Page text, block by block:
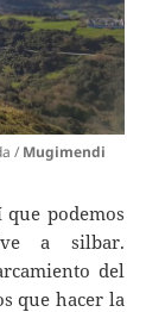
/ Mugimendi
que podemos
a silbar.
del
que hacer la